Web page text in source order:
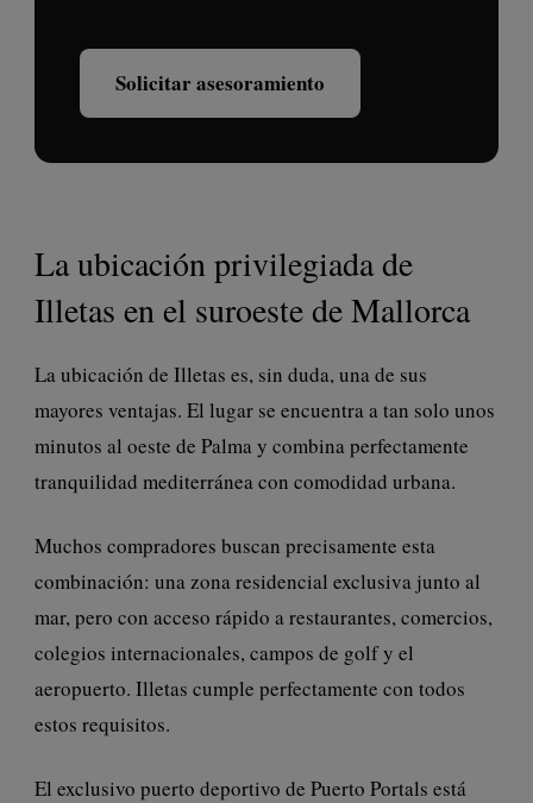
Solicitar asesoramiento
La ubicación privilegiada de
Illetas en el suroeste de Mallorca
La ubicación de Illetas es, sin duda, una de sus
mayores ventajas. El lugar se encuentra a tan solo unos
minutos al oeste de Palma y combina perfectamente
tranquilidad mediterránea con comodidad urbana.
Muchos compradores buscan precisamente esta
combinación: una zona residencial exclusiva junto al
mar, pero con acceso rápido a restaurantes, comercios,
colegios internacionales, campos de golf y el
aeropuerto. Illetas cumple perfectamente con todos
estos requisitos.
El exclusivo puerto deportivo de Puerto Portals está